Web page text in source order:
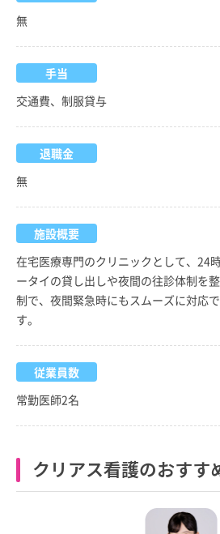
無
手当
交通費、制服貸与
退職金
無
施設概要
在宅医療専門のクリニックとして、24
ータイの貸し出しや夜間の往診体制を
制で、夜間緊急時にもスムーズに対応
す。
従業員数
常勤医師2名
クリアス看護のおすす